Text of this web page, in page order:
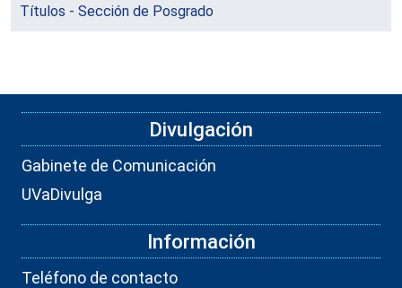
Títulos - Sección de Posgrado
Divulgación
Gabinete de Comunicación
UVaDivulga
Información
Teléfono de contacto